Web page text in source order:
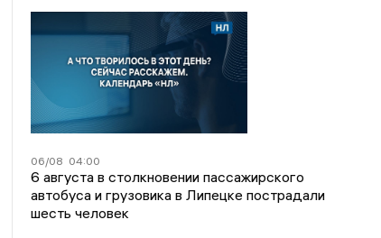
06/08 04:00
6 августа в столкновении пассажирского
автобуса и грузовика в Липецке пострадали
шесть человек